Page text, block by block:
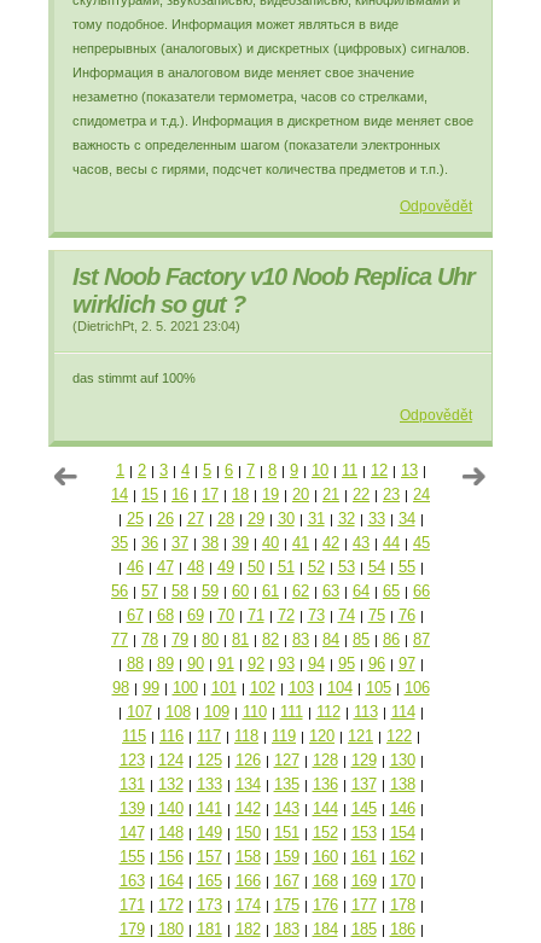
тому подобное. Информация может являться в виде
непрерывных (аналоговых) и дискретных (цифровых) сигналов.
Информация в аналоговом виде меняет свое значение
незаметно (показатели термометра, часов со стрелками,
спидометра и т.д.). Информация в дискретном виде меняет свое
важность с определенным шагом (показатели электронных
часов, весы с гирями, подсчет количества предметов и т.п.).
Odpovědět
Ist Noob Factory v10 Noob Replica Uhr
wirklich so gut ?
(DietrichPt 2. 5. 2021 23:04)
das stimmt auf 100%
Odpovědět
1 | 2 | 3 | 4 | 5 | 6 | 7 | 8 | 9 | 10 | 11 | 12 | 13 |
14 | 15 | 16 | 17 | 18 | 19 | 20 | 21 | 22 | 23 | 24
| 25 | 26 | 27 | 28 | 29 | 30 | 31 | 32 | 33 | 34 |
35 | 36 | 37 | 38 | 39 | 40 | 41 | 42 | 43 | 44 | 45
| 46 | 47 | 48 | 49 | 50 | 51 | 52 | 53 | 54 | 55 |
56 | 57 | 58 | 59 | 60 | 61 | 62 | 63 | 64 | 65 | 66
| 67 | 68 | 69 | 70 | 71 | 72 | 73 | 74 | 75 | 76 |
77 | 78 | 79 | 80 | 81 | 82 | 83 | 84 | 85 | 86 | 87
| 88 | 89 | 90 | 91 | 92 | 93 | 94 | 95 | 96 | 97 |
98 | 99 | 100 | 101 | 102 | 103 | 104 | 105 | 106
| 107 | 108 | 109 | 110 | 111 | 112 | 113 | 114 |
115 | 116 | 117 | 118 | 119 | 120 | 121 | 122 |
123 | 124 | 125 | 126 | 127 | 128 | 129 | 130 |
131 | 132 | 133 | 134 | 135 | 136 | 137 | 138 |
139 | 140 | 141 | 142 | 143 | 144 | 145 | 146 |
147 | 148 | 149 | 150 | 151 | 152 | 153 | 154 |
155 | 156 | 157 | 158 | 159 | 160 | 161 | 162 |
163 | 164 | 165 | 166 | 167 | 168 | 169 | 170 |
171 | 172 | 173 | 174 | 175 | 176 | 177 | 178 |
179 | 180 | 181 | 182 | 183 | 184 | 185 | 186 |